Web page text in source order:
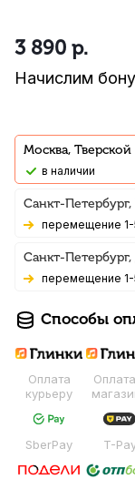
3 890 р.
Начислим
Москва,
В наличии
Санкт-Петербург,
Перемещение
Санкт-
Перемещение
Способы
Оплата
курьеру
SberPay T-